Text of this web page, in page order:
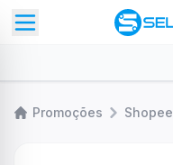
Promoções Shopee